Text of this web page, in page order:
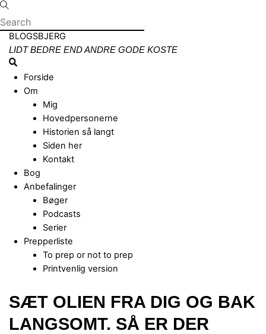
Skip
to
content
Menu
BLOGSBJERG
LIDT BEDRE END ANDRE GODE KOSTE
Search
Forside
Om
Mig
Hovedpersonerne
Historien så langt
Siden her
Kontakt
Bog
Anbefalinger
Bøger
Podcasts
Serier
Prepperliste
To prep or not to prep
Printvenlig version
Close
Menu
SÆT OLIEN FRA DIG OG BAK
LANGSOMT. SÅ ER DER